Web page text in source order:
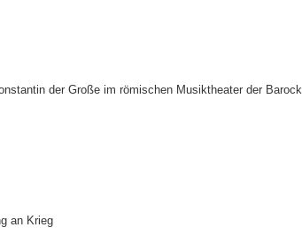
der Große im römischen Musiktheater der
an Krieg